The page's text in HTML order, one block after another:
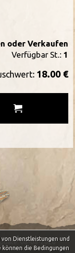
oder Verkaufen
Verfügbar St.: 1
18.00 €
08-08-2026
Dienstleistungen und
können die Bedingungen